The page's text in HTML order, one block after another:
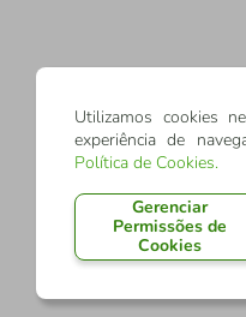
Utilizamos cookies
experiência de
Política de Cookies.
Gerenciar
Permissões de
Cookies